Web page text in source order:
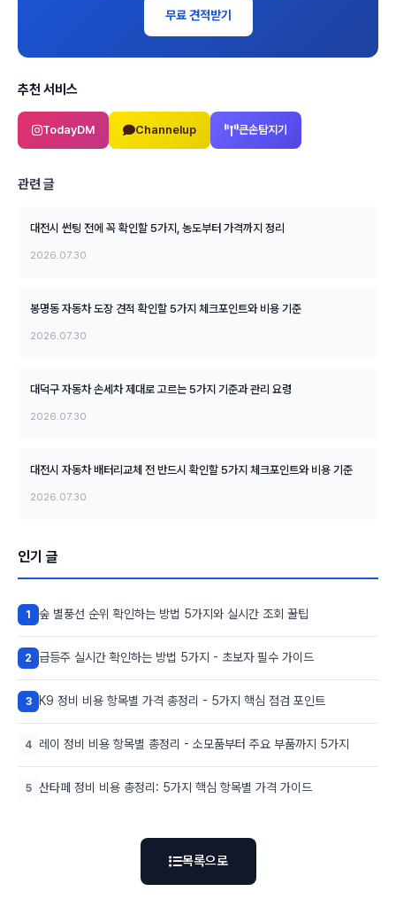
무료 견적받기
추천 서비스
TodayDM Channelup 큰손탐지기
관련 글
대전시 썬팅 전에 꼭 확인할 5가지, 농도부터 가격까지 정리
2026.07.30
봉명동 자동차 도장 견적 확인할 5가지 체크포인트와 비용 기준
2026.07.30
대덕구 자동차 손세차 제대로 고르는 5가지 기준과 관리 요령
2026.07.30
대전시 자동차 배터리교체 전 반드시 확인할 5가지 체크포인트와 비용 기준
2026.07.30
인기 글
1 숲 별풍선 순위 확인하는 방법 5가지와 실시간 조회 꿀팁
2 급등주 실시간 확인하는 방법 5가지 - 초보자 필수 가이드
3 K9 정비 비용 항목별 가격 총정리 - 5가지 핵심 점검 포인트
4 레이 정비 비용 항목별 총정리 - 소모품부터 주요 부품까지 5가지
5 산타페 정비 비용 총정리: 5가지 핵심 항목별 가격 가이드
목록으로